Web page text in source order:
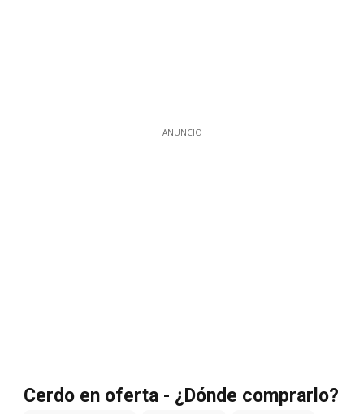
ANUNCIO
Cerdo en oferta - ¿Dónde comprarlo?